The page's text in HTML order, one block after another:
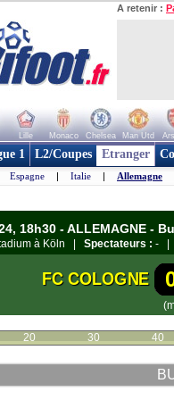
A retenir :
Lille Monaco Chelsea Man Utd
1 L2/Coupes Etranger
Espagne | Italie | Allemagne
18h30 - ALLEMAGNE -
à Köln | Spectateurs : - |
FC COLOGNE
20 30 40